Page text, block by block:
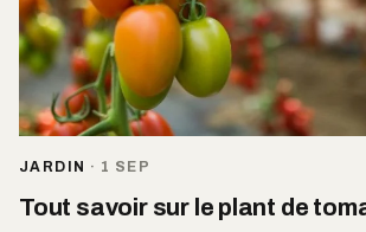
JARDIN · 1 SEP
Tout savoir sur le plant de